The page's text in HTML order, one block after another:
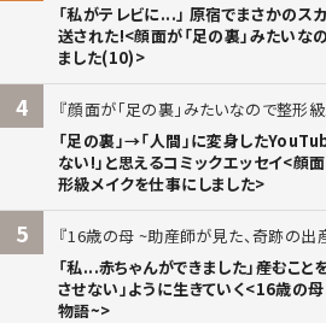
「私がテレビに...」 原宿でまさかのス
送された!<顔面が「足の裏」みたいな
ました(10)>
4
顔面が「足の裏」みたいなので整形
「足の裏」→「人間」に変身した
ない!」と思えるコミックエッセイ<顔
形級メイクを仕事にしました>
5
16歳の母 ~助産師が見た、奇跡の出
「私...赤ちゃんができました」――産むこ
させない」ように生きていく<16歳の
物語~>